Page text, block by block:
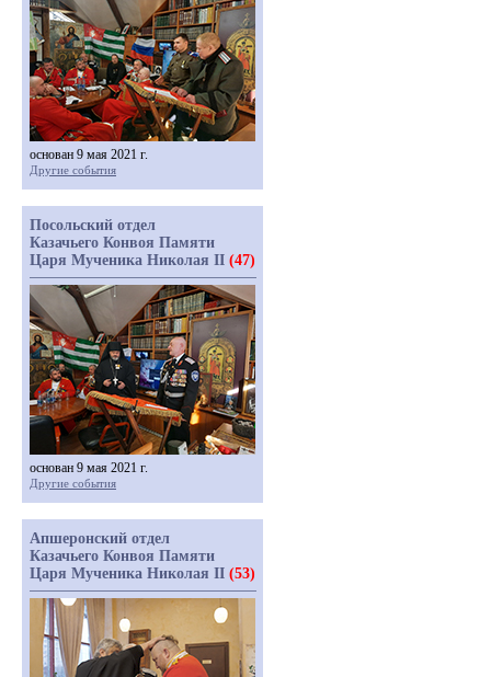
основан 9 мая 2021 г.
Другие события
Посольский отдел
Казачьего Конвоя Памяти
Царя Мученика Николая II (47)
основан 9 мая 2021 г.
Другие события
Апшеронский отдел
Казачьего Конвоя Памяти
Царя Мученика Николая II (53)